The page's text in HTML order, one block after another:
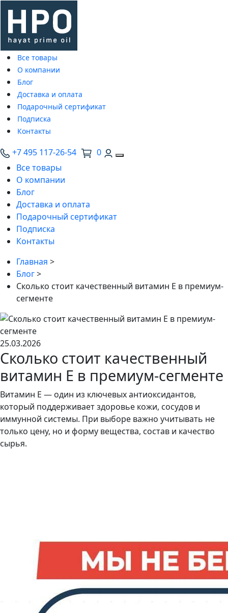
Все товары
О компании
Блог
Доставка и оплата
Подарочный сертификат
Подписка
Контакты
+7 495 117-26-54
0
Все товары
О компании
Блог
Доставка и оплата
Подарочный сертификат
Подписка
Контакты
Главная >
Блог>
Сколько стоит качественный витамин Е в премиум-
сегменте
25.03.2026
Сколько стоит качественный
витамин Е в премиум-сегменте
Витамин Е — один из ключевых антиоксидантов,
который поддерживает здоровье кожи, сосудов и
иммунной системы. При выборе важно учитывать не
только цену, но и форму вещества, состав и качество
сырья.